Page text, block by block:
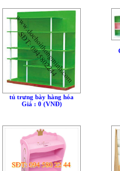
tủ trưng bày hàng hóa
Giá : 0 (VNÐ)